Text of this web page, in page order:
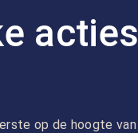
acties
op de hoogte van